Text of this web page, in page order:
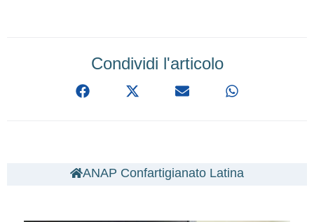
Condividi l'articolo
ANAP Confartigianato Latina